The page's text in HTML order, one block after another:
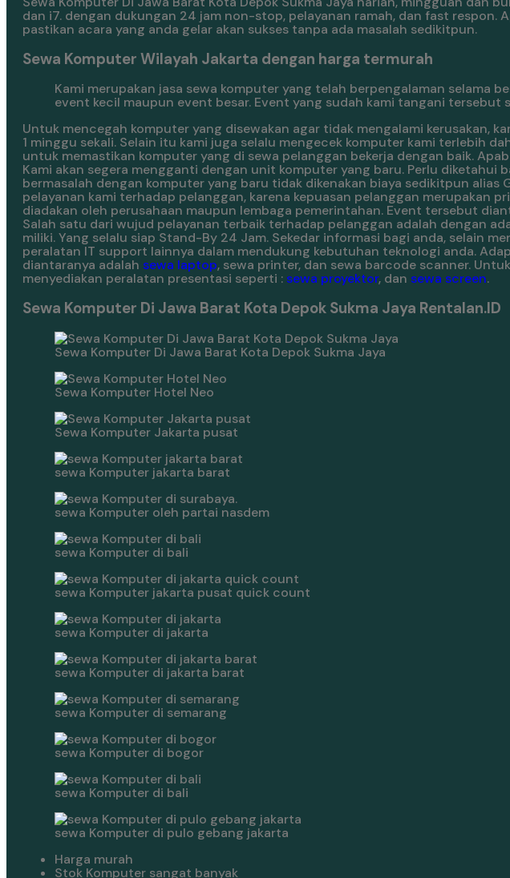
dan i7. dengan dukungan 24 jam non-stop, pelayanan ramah, dan fast respon.
pastikan acara yang anda gelar akan sukses tanpa ada masalah sedikitpun.
Sewa Komputer Wilayah Jakarta dengan harga termurah
Kami merupakan jasa sewa komputer yang telah berpengalaman selama
event kecil maupun event besar. Event yang sudah kami tangani tersebut
Untuk mencegah komputer yang disewakan agar tidak mengalami kerusakan,
1 minggu sekali. Selain itu kami juga selalu mengecek komputer kami terlebih
untuk memastikan komputer yang di sewa pelanggan bekerja dengan baik.
Kami akan segera mengganti dengan unit komputer yang baru. Perlu
bermasalah dengan komputer yang baru tidak dikenakan biaya sedikitpun alias
pelayanan kami terhadap pelanggan, karena kepuasan pelanggan merupakan
diadakan oleh perusahaan maupun lembaga pemerintahan. Event tersebut
Salah satu dari wujud pelayanan terbaik terhadap pelanggan adalah dengan
miliki. Yang selalu siap Stand-By 24 Jam. Sekedar informasi bagi anda, selain
peralatan IT support lainnya dalam mendukung kebutuhan teknologi anda.
diantaranya adalah sewa laptop, sewa printer, dan sewa barcode scanner.
menyediakan peralatan presentasi seperti :sewa proyektor, dan sewa screen.
Sewa Komputer Di Jawa Barat Kota Depok Sukma Jaya Rentalan.ID
Sewa Komputer Di Jawa Barat Kota Depok Sukma Jaya
Sewa Komputer Hotel Neo
Sewa Komputer Jakarta pusat
sewa Komputer jakarta barat
sewa Komputer oleh partai nasdem
sewa Komputer di bali
sewa Komputer jakarta pusat quick count
sewa Komputer di jakarta
sewa Komputer di jakarta barat
sewa Komputer di semarang
sewa Komputer di bogor
sewa Komputer di bali
sewa Komputer di pulo gebang jakarta
Harga murah
Stok Komputer sangat banyak